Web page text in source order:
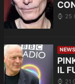
25
NEWS
IL
21